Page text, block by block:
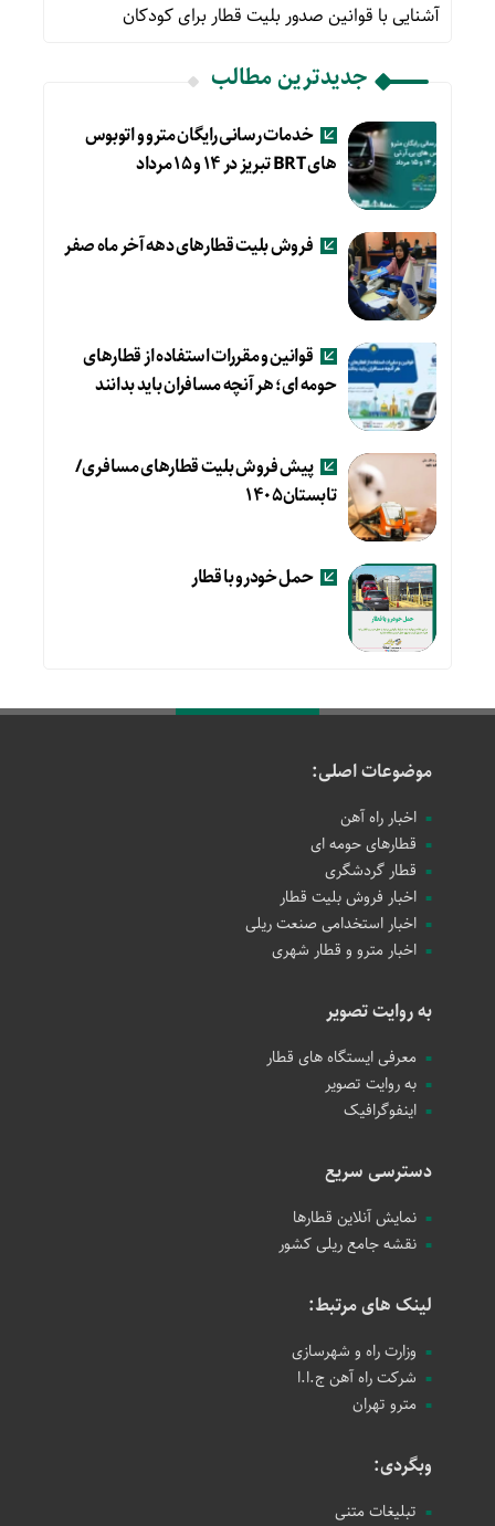
آشنایی با قوانین صدور بلیت قطار برای کودکان
جدیدترین مطالب
خدمات رسانی رایگان مترو و اتوبوس
های BRT تبریز در ۱۴ و ۱۵ مرداد
فروش بلیت قطارهای دهه آخر ماه صفر
قوانین و مقررات استفاده از قطارهای
حومه ای؛ هر آنچه مسافران باید بدانند
پیش فروش بلیت قطارهای مسافری/
تابستان۱۴۰۵
حمل خودرو با قطار
موضوعات اصلی:
اخبار راه آهن
قطارهای حومه ای
قطار گردشگری
اخبار فروش بلیت قطار
اخبار استخدامی صنعت ریلی
اخبار مترو و قطار شهری
به روایت تصویر
معرفی ایستگاه های قطار
به روایت تصویر
اینفوگرافیک
دسترسی سریع
نمایش آنلاین قطارها
نقشه جامع ریلی کشور
لینک های مرتبط:
وزارت راه و شهرسازی
شرکت راه آهن ج.ا.ا
مترو تهران
وبگردی:
تبلیغات متنی